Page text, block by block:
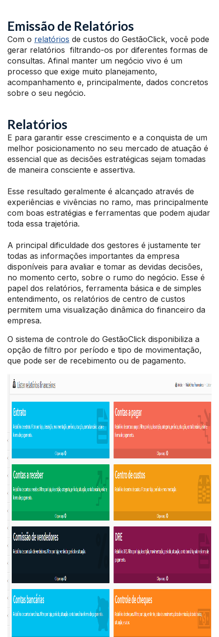
Emissão de Relatórios
Com o relatórios de custos do GestãoClick, você pode
gerar relatórios filtrando-os por diferentes formas de
consultas. Afinal manter um negócio vivo é um
processo que exige muito planejamento,
acompanhamento e, principalmente, dados concretos
sobre o seu negócio.
Relatórios
E para garantir esse crescimento e a conquista de um
melhor posicionamento no seu mercado de atuação é
essencial que as decisões estratégicas sejam tomadas
de maneira consciente e assertiva.
Esse resultado geralmente é alcançado através de
experiências e vivências no ramo, mas principalmente
com boas estratégias e ferramentas que podem ajudar
toda essa trajetória.
A principal dificuldade dos gestores é justamente ter
todas as informações importantes da empresa
disponíveis para avaliar e tomar as devidas decisões,
no momento certo, sobre o rumo do negócio. Esse é
papel dos relatórios, ferramenta básica e de simples
entendimento, os relatórios de centro de custos
permitem uma visualização dinâmica do financeiro da
empresa.
O sistema de controle do GestãoClick disponibiliza a
opção de filtro por período e tipo de movimentação,
que pode ser de recebimento ou de pagamento.